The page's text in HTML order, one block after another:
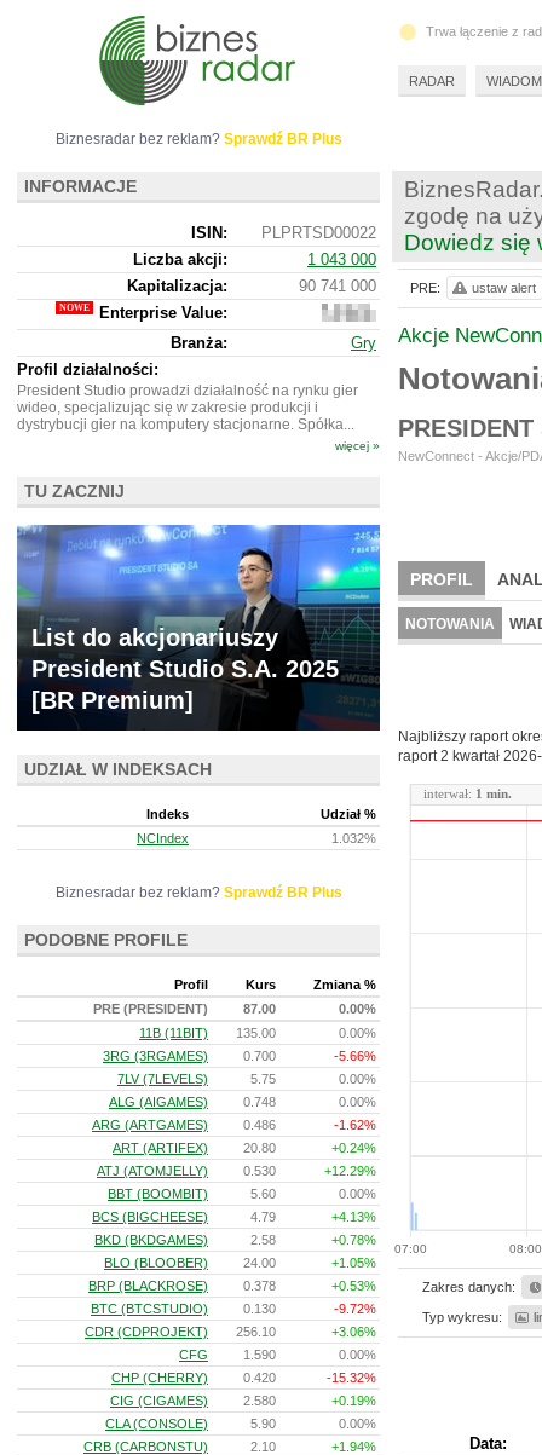
zgodę na
Dowiedz się
Akcje
NewConnect - Akcje/
PROFIL
BR LAB
NOTOWANIA
Najbliższy raport
raport 2 kwartał
07:00 08:00
interwał: 1 min.
Zakres danych:
Typ wykresu:
Data:
PRE: ustaw alert
Biznesradar bez reklam? Sprawdź BR Plus
INFORMACJE
ISIN:
PLPRTSD00022
Liczba akcji:
1 043 000
Kapitalizacja:
90 741 000
Enterprise Value:
69
473
000
Branża:
Gry
Profil działalności:
President Studio prowadzi działalność na rynku gier
wideo, specjalizując się w zakresie produkcji i
dystrybucji gier na komputery stacjonarne. Spółka...
więcej »
TU ZACZNIJ
List do akcjonariuszy
President Studio S.A. 2025
[BR Premium]
UDZIAŁ W INDEKSACH
Indeks
Udział %
NCIndex
1.032%
Biznesradar bez reklam? Sprawdź BR Plus
PODOBNE PROFILE
Profil Kurs
Zmiana %
PRE (PRESIDENT)
87.00
0.00%
11B (11BIT)
135.00
0.00%
3RG (3RGAMES)
0.700
-5.66%
7LV (7LEVELS)
5.75
0.00%
ALG (AIGAMES)
0.748
0.00%
ARG (ARTGAMES)
0.486
-1.62%
ART (ARTIFEX)
20.80
+0.24%
ATJ (ATOMJELLY)
0.530
+12.29%
BBT (BOOMBIT)
5.60
0.00%
BCS (BIGCHEESE)
4.79
+4.13%
BKD (BKDGAMES)
2.58
+0.78%
BLO (BLOOBER)
24.00
+1.05%
BRP (BLACKROSE)
0.378
+0.53%
BTC (BTCSTUDIO)
0.130
-9.72%
CDR (CDPROJEKT)
256.10
+3.06%
CFG
1.590
0.00%
CHP (CHERRY)
0.420
-15.32%
CIG (CIGAMES)
2.580
+0.19%
CLA (CONSOLE)
5.90
0.00%
CRB (CARBONSTU)
2.10
+1.94%
Trwa łączenie z
RADAR